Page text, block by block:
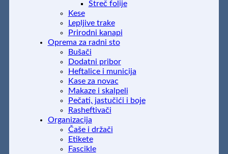
Streč folije
Kese
Lepljive trake
Prirodni kanapi
Oprema za radni sto
Bušači
Dodatni pribor
Heftalice i municija
Kase za novac
Makaze i skalpeli
Pečati, jastučići i boje
Rasheftivači
Organizacija
Čaše i držači
Etikete
Fascikle